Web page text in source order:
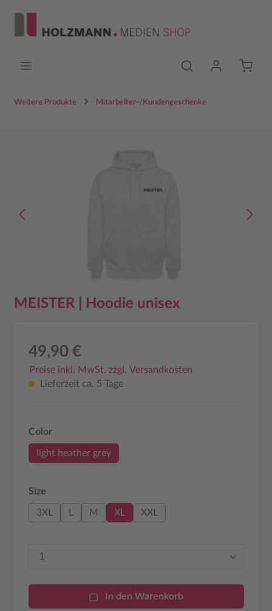
Weitere Produkte Mitarbeiter-/Kundengeschenke
Bildergalerie überspringen
MEISTER | Hoodie unisex
49,90 €
Preise inkl. MwSt. zzgl. Versandkosten
Lieferzeit ca. 5 Tage
Colorauswählen
light heather grey
Sizeauswählen
3XL M XL XXL
Produkt Anzahl: Gib den gewünschten
In den Warenkorb